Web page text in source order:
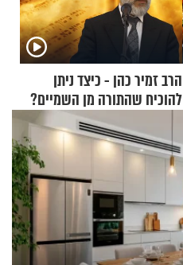
הרב זמיר כהן - כיצד ניתן
להוכיח שהתורה מן השמיים?